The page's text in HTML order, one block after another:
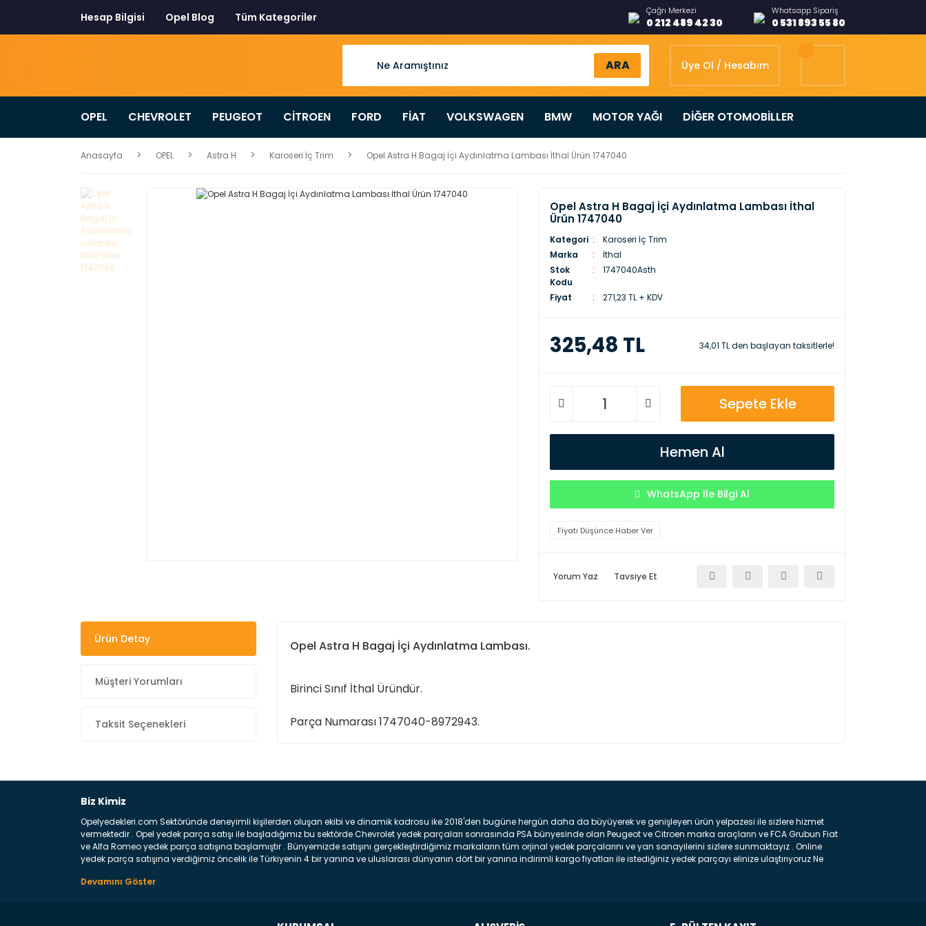
Hesap Bilgisi Opel Blog Tüm Kategoriler Çağrı Merkezi
0 212 489 42 30
Whatsapp Sipariş
0 531 893 55 80
ARA Üye Ol / Hesabım
OPEL CHEVROLET PEUGEOT CİTROEN FORD FİAT VOLKSWAGEN BMW MOTOR YAĞI DİĞER OTOMOBİLLER
Anasayfa OPEL Astra H Karoseri İç Trim Opel Astra H Bagaj İçi Aydınlatma Lambası İthal Ürün 1747040
Opel Astra H Bagaj İçi Aydınlatma Lambası İthal
Ürün 1747040
Kategori
Karoseri İç Trim
Marka
İthal
Stok
Kodu
1747040Asth
Fiyat 271,23 TL + KDV
325,48 TL 34,01 TL den başlayan taksitlerle!
Sepete Ekle
Hemen Al
WhatsApp İle Bilgi Al
Fiyatı Düşünce Haber Ver
Yorum Yaz Tavsiye Et
Ürün Detay
Müşteri Yorumları
Taksit Seçenekleri
Opel Astra H Bagaj İçi Aydınlatma Lambası.
Birinci Sınıf İthal Üründür.
Parça Numarası 1747040-8972943.
Bu ürüne ilk yorumu siz yapın!
Yorum Yaz
Biz Kimiz
Opelyedekleri.com Sektöründe deneyimli kişilerden oluşan ekibi ve dinamik kadrosu ike 2018'den bugüne hergün daha da büyüyerek ve genişleyen ürün yelpazesi ile sizlere hizmet
vermektedir . Opel yedek parça satışı ile başladığımız bu sektörde Chevrolet yedek parçaları sonrasında PSA bünyesinde olan Peugeot ve Citroen marka araçların ve FCA Grubun Fiat
ve Alfa Romeo yedek parça satışına başlamıştır . Bünyemizde satışını gerçekleştirdiğimiz markaların tüm orjinal yedek parçalarını ve yan sanayilerini sizlere sunmaktayız . Online
yedek parça satışına verdiğimiz öncelik ile Türkiyenin 4 bir yanına ve uluslarası dünyanın dört bir yanına indirimli kargo fiyatları ile istediğiniz yedek parçayı elinize ulaştırıyoruz Ne
belirttiğimiz parçalar sizlere fikir sağlayacaktır. Ön Tampon : Aracınızın ön kısmında bulunan plastik darbe emici amacı ile yapılmış olan kaporta aksam parçasıdır. Çamurluk :
üretilmiş disk ile teması sayesinde durmayı sağlayan aksam parçadır . Fren Diski : Aracımızın ön ve arka tekerlerinde bulunan frenleme ana elemanıdır . Hangi Araçlara Yedek Parça